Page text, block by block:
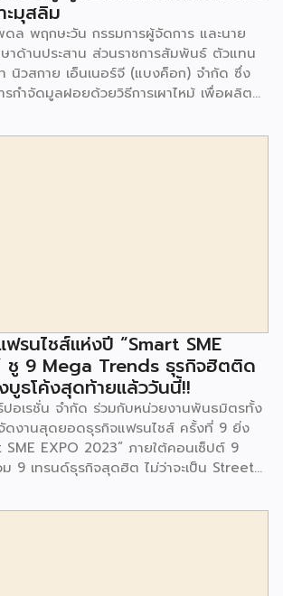
ะมุสลิม
ดล พฤกษะวัน กรรมการผู้จัดการ และนาย
าด้านประสาน ส่วนราชการสัมพันธ์ ตัวแทน
นิวสกาย เอ็นเนอร์จี (แบงค็อก) จํากัด ซึ่ง
รกำจัดมูลฝอยด้วยวิธีการเผาไหม้ เพื่อผลิต
ระธานในพิธีส่งมอบโครงการปรับปรุงสถาน
ด็กเล็ก ก่อนวัยเรียน ชุมชนเกาะมุสลิม แขวง
นและพื้นที่ใกล้เคียง รวมถึงคณะครู ผู้ปกครอง
พัฒนาเด็กเล็กก่อนวัยเรียน ชุมชนเกาะมุสลิม
ดังกล่าว โครงการกำจัดมูลฝอยด้วยวิธีการ
รมเพื่อสังคมหรือ CSR อื่นๆ อีกมากมาย กับ
รงการอย่างต่อเนื่อง อาทิ การลงพื้นที่
รนไชส์แห่งปี “Smart SME
ชู 9 Mega Trends ธุรกิจฮิตติด
บูธโค้งสุดท้ายแล้ววันนี้!!
อเรชั่น จำกัด ร่วมกับหน่วยงานพันธมิตรทั้ง
ดงานสุดยอดธุรกิจแฟรนไชส์ ครั้งที่ 9 ยิ่ง
EXPO 2023” ภายใต้คอนเซ็ปต์ 9
9 เทรนด์ธุรกิจสุดฮิต ไม่ว่าจะเป็น Street
Beverage Trends, Education Trends,
Trends, E-Commerce Trends,